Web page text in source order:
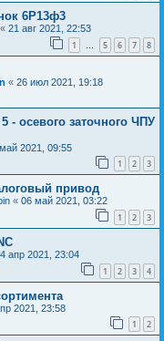
6Р13ф3
« 21 авг 2021, 22:53
1 … 5 6 7 8
« 26 июл 2021, 19:18
- осевого заточного ЧПУ
2021, 09:55
1 2 3
привод
« 06 май 2021, 03:22
1 2 3
апр 2021, 23:04
1 2 3 4
2021, 23:58
1 2